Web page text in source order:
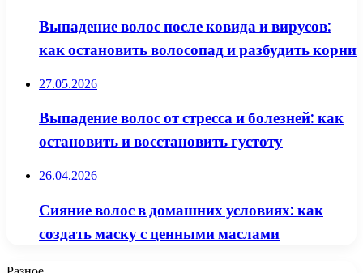
Выпадение волос после ковида и вирусов:
как остановить волосопад и разбудить корни
27.05.2026
Выпадение волос от стресса и болезней: как
остановить и восстановить густоту
26.04.2026
Сияние волос в домашних условиях: как
создать маску с ценными маслами